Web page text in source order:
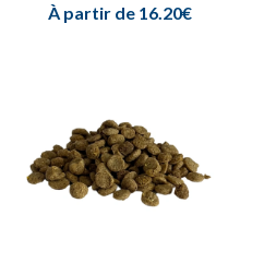
À partir de 16.20€